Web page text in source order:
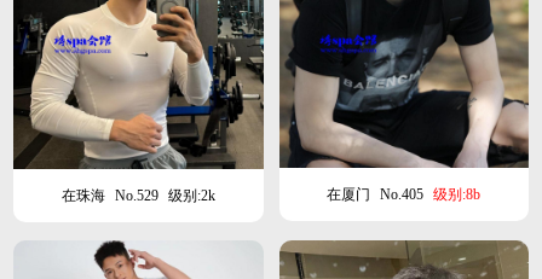
在珠海 No.529 级别:2k 在厦门 No.405 级别:8b